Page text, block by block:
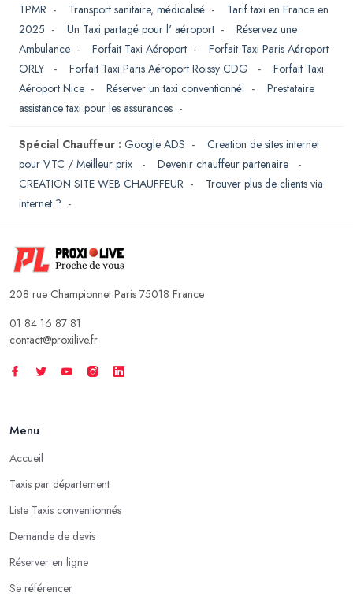
TPMR - Transport sanitaire, médicalisé - Tarif taxi en France en
2025 - Un Taxi partagé pour l' aéroport - Réservez une
Ambulance - Forfait Taxi Aéroport - Forfait Taxi Paris Aéroport
ORLY
- Forfait Taxi Paris Aéroport Roissy CDG - Forfait Taxi
Aéroport Nice - Réserver un taxi conventionné - Prestataire
assistance taxi pour les assurances -
Spécial Chauffeur : Google ADS - Creation de sites internet
pour VTC / Meilleur prix
- Devenir chauffeur partenaire
-
CREATION SITE WEB CHAUFFEUR - Trouver plus de clients via
internet ? -
208 rue Championnet Paris 75018 France
01 84 16 87 81
contact@proxilive.fr
Menu
Accueil
Taxis par département
Liste Taxis conventionnés
Demande de devis
Réserver en ligne
Se référencer